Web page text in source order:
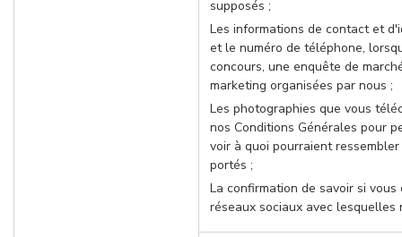
supposés ;
Les informations de contact et
et le numéro de téléphone,
concours, une enquête de
marketing organisées par nous ;
Les photographies que vous
nos Conditions Générales pour
voir à quoi pourraient
portés ;
La confirmation de savoir si
réseaux sociaux avec